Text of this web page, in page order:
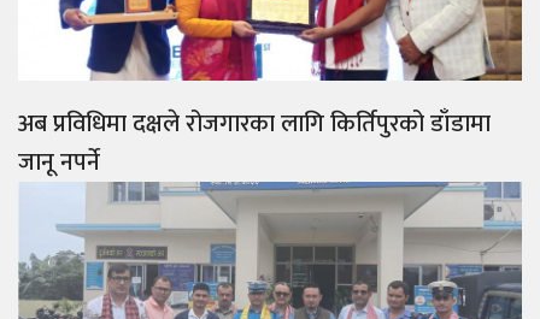
अब प्रविधिमा दक्षले रोजगारका लागि किर्तिपुरको डाँडामा
जानू नपर्ने